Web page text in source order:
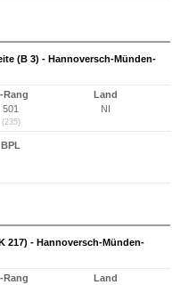
(B 3) - Hannoversch-Münden-
Rang
501
(235)
Land
NI
BPL
217) - Hannoversch-Münden-
Rang
Land